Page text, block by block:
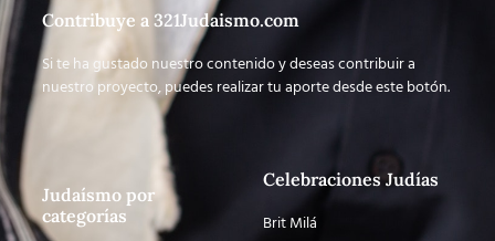
Contribuye a 321Judaismo.com
Si te ha gustado nuestro contenido y deseas contribuir a
nuestro proyecto, puedes realizar tu aporte desde este botón.
Judaísmo por
categorías
Celebraciones Judías
Brit Milá